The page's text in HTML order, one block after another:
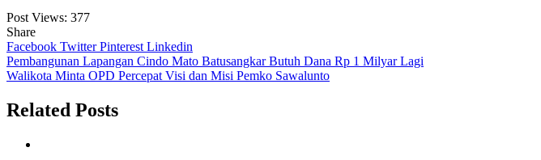
Post Views: 377
Share
Facebook TwitterPinterest Linkedin
Navigasi
pos
Pembangunan Lapangan Cindo Mato Batusangkar Butuh Dana Rp 1 Milyar Lagi
Walikota Minta OPD Percepat Visi dan Misi Pemko Sawalunto
Related Posts